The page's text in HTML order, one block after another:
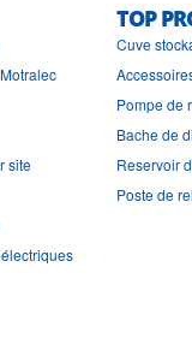
site
TOP
Cuve
Pompe de
Bache de
Reservoir
Poste de